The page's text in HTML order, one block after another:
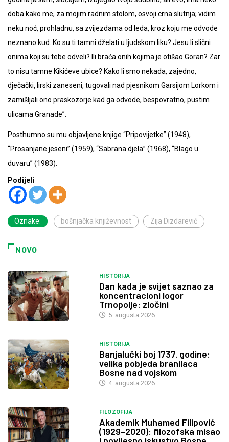
doba kako me, za mojim radnim stolom, osvoji crna slutnja; vidim
neku noć, prohladnu, sa zvijezdama od leda, kroz koju me odvode
neznano kud. Ko su ti tamni dželati u ljudskom liku? Jesu li slični
onima koji su tebe odveli? Ili braća onih kojima je otišao Goran? Zar
to nisu tamne Kikićeve ubice? Kako li smo nekada, zajedno,
dječački, lirski zaneseni, tugovali nad pjesnikom Garsijom Lorkom i
zamišljali ono praskozorje kad ga odvode, bespovratno, pustim
ulicama Granade”.
Posthumno su mu objavljene knjige “Pripovijetke” (1948),
“Prosanjane jeseni” (1959), “Sabrana djela” (1968), “Blago u
duvaru” (1983).
Podijeli
Oznake: bošnjačka književnost Zija Dizdarević
NOVO
HISTORIJA
Dan kada je svijet saznao za
koncentracioni logor
Trnopolje: zločini
5. augusta 2026.
HISTORIJA
Banjalučki boj 1737. godine:
velika pobjeda branilaca
Bosne nad vojskom
4. augusta 2026.
FILOZOFIJA
Akademik Muhamed Filipović
(1929–2020): filozofska misao